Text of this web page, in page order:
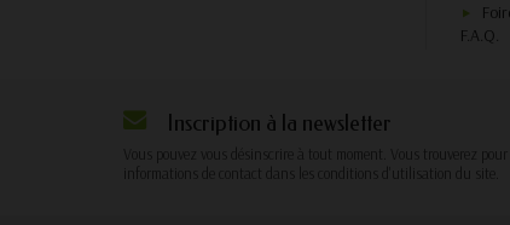
F.A.Q.
Inscription à la newsletter
Vous pouvez vous désinscrire à tout moment. Vous trouverez pour
informations de contact dans les conditions d'utilisation du site.